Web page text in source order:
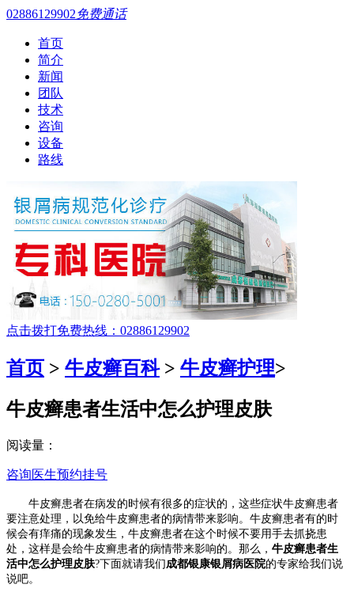
02886129902免费通话
首页
简介
新闻
团队
技术
咨询
设备
路线
点击拨打免费热线：02886129902
首页 > 牛皮癣百科> 牛皮癣护理>
牛皮癣患者生活中怎么护理皮肤
阅读量：
咨询医生预约挂号
牛皮癣患者在病发的时候有很多的症状的，这些症状牛皮癣患者
要注意处理，以免给牛皮癣患者的病情带来影响。牛皮癣患者有的时
候会有痒痛的现象发生，牛皮癣患者在这个时候不要用手去抓挠患
处，这样是会给牛皮癣患者的病情带来影响的。那么， 牛皮癣患者生
活中怎么护理皮肤?下面就请我们成都银康银屑病医院的专家给我们说
说吧。